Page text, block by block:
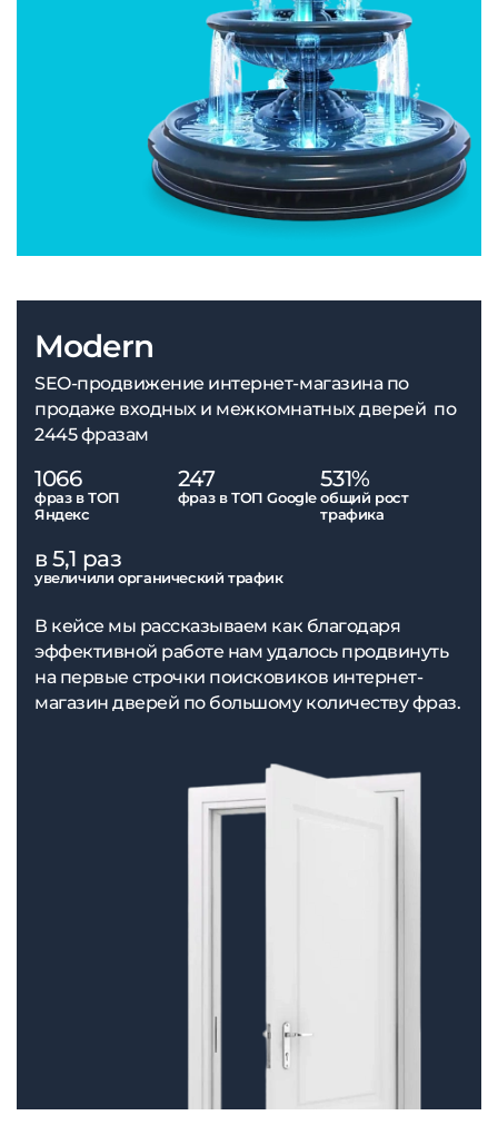
Modern
SEO-продвижение интернет-магазина по
продаже входных и межкомнатных дверей по
2445 фразам
1066
фраз в ТОП
Яндекс
247
фраз в ТОП Google
531%
общий рост
трафика
в 5,1 раз
увеличили органический трафик
В кейсе мы рассказываем как благодаря
эффективной работе нам удалось продвинуть
на первые строчки поисковиков интернет-
магазин дверей по большому количеству фраз.